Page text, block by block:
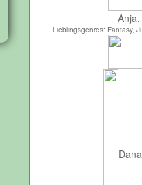
Anja,
Lieblingsgenres: Fantasy,